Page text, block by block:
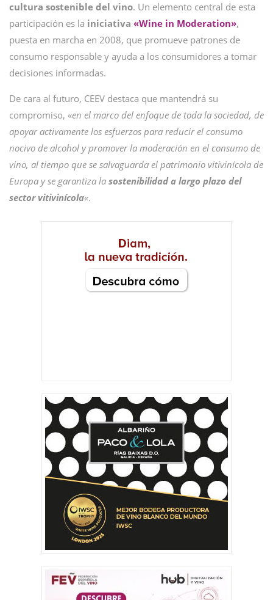
cultura sostenible del vino. Un elemento central de esta
participación es la iniciativa «Wine in Moderation»,
puesta en marcha en 2008, que promueve patrones de
consumo responsable y ayuda a los consumidores a tomar
decisiones informadas.
De cara al futuro, CEEV destaca que mantendrá su
compromiso, «en el marco del enfoque de toda la sociedad, de
apoyar activamente los esfuerzos para reducir el consumo
nocivo de alcohol y promover la moderación en el consumo de
vino, al tiempo que se salvaguarda el patrimonio vitivinícola de
Europa y se garantiza la sostenibilidad a largo plazo del
sector vitivinícola«.